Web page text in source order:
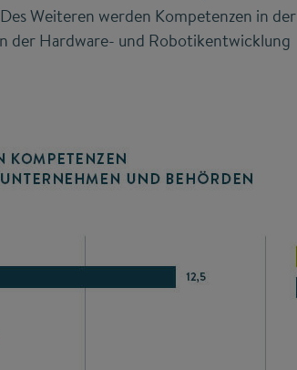
Weiteren werden Kompetenzen in der
der Hardware- und Robotikentwicklung